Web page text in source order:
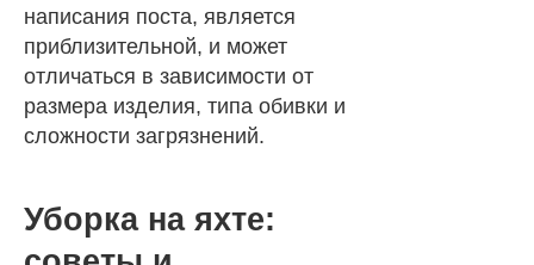
написания поста, является
приблизительной, и может
отличаться в зависимости от
размера изделия, типа обивки и
сложности загрязнений.
Уборка на яхте: